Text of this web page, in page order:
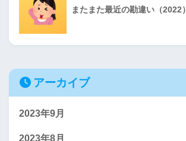
またまた最近の勘違い（2022）
アーカイブ
2023年9月
2023年8月